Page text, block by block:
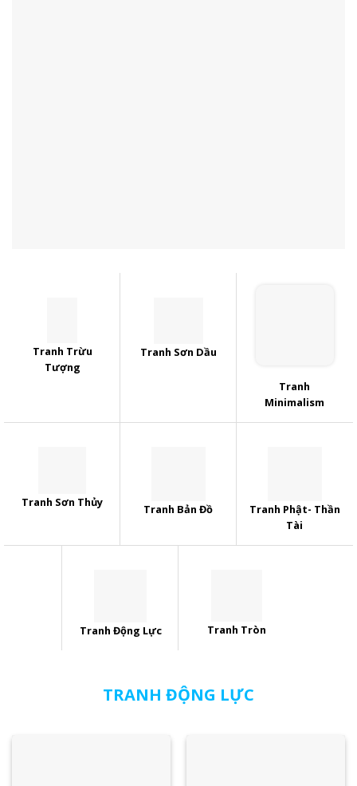
Tranh Trừu
Tượng
Tranh Sơn Dầu
Tranh
Minimalism
Tranh Sơn Thủy
Tranh Bản Đồ
Tranh Phật- Thần
Tài
Tranh Động Lực Tranh Tròn
TRANH ĐỘNG LỰC